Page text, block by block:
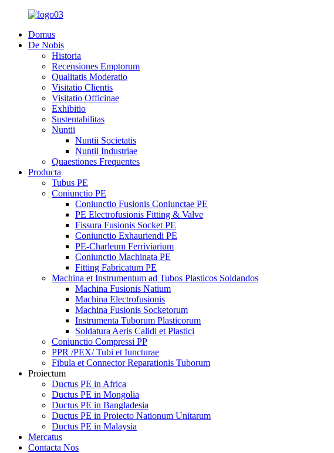
Domus
De Nobis
Historia
Recensiones Emptorum
Qualitatis Moderatio
Visitatio Clientis
Visitatio Officinae
Exhibitio
Sustentabilitas
Nuntii
Nuntii Societatis
Nuntii Industriae
Quaestiones Frequentes
Producta
Tubus PE
Coniunctio PE
Coniunctio Fusionis Coniunctae PE
PE Electrofusionis Fitting & Valve
Fissura Fusionis Socket PE
Coniunctio Exhauriendi PE
PE-Charleum Ferriviarium
Coniunctio Machinata PE
Fitting Fabricatum PE
Machina et Instrumentum ad Tubos Plasticos Soldandos
Machina Fusionis Natium
Machina Electrofusionis
Machina Fusionis Socketorum
Instrumenta Tuborum Plasticorum
Soldatura Aeris Calidi et Plastici
Coniunctio Compressi PP
PPR /PEX/ Tubi et Iuncturae
Fibula et Connector Reparationis Tuborum
Proiectum
Ductus PE in Africa
Ductus PE in Mongolia
Ductus PE in Bangladesia
Ductus PE in Proiecto Nationum Unitarum
Ductus PE in Malaysia
Mercatus
Contacta Nos